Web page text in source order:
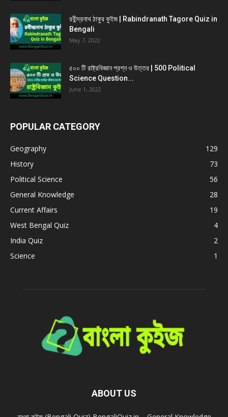
রবীন্দ্রনাথ ঠাকুর কুইজ | Rabindranath Tagore Quiz in
Bengali
May 7, 2022
৫০০ টি রাষ্ট্রবিজ্ঞান প্রশ্ন ও উত্তর | 500 Political
Science Question...
June 1, 2022
POPULAR CATEGORY
Geography
129
History
73
Political Science
56
General Knowledge
28
Current Affairs
19
West Bengal Quiz
4
India Quiz
2
Science
1
ABOUT US